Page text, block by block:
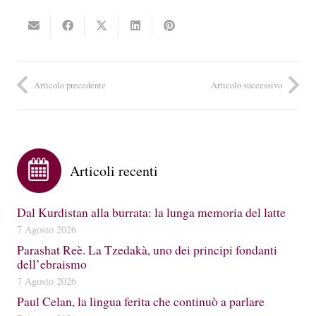
Articolo precedente Articolo successivo
Articoli recenti
Dal Kurdistan alla burrata: la lunga memoria del latte
7 Agosto 2026
Parashat Reè. La Tzedakà, uno dei principi fondanti
dell’ebraismo
7 Agosto 2026
Paul Celan, la lingua ferita che continuò a parlare